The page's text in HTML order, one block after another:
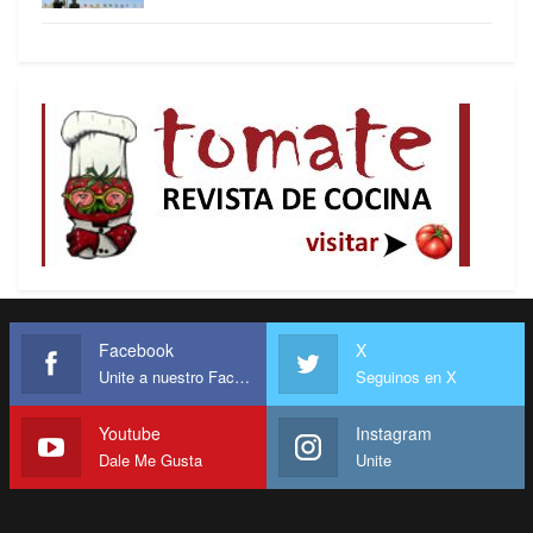
fue Jefe de Asesores de Roque Fernández y
ahora lo es de los equipos de economía de Javier
Milei), son del CEMA que es el centro de estudios
que nuclea a los Chicagos Boys y que fue creado
durante la dictadura militar, eso solo serviría de
asignar los recursos y decidir si producimos
caramelos o aceros.
Facebook
Unite a nuestro Facebook
X
Seguinos en X
Youtube
Dale Me Gusta
Instagram
Unite